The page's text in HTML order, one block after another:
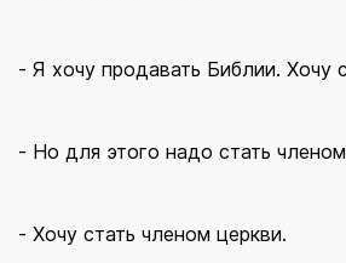
- Я хочу продавать Библии. Хочу
- Но для этого надо стать
- Хочу стать членом церкви.